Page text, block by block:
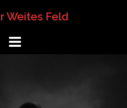
Weites Feld